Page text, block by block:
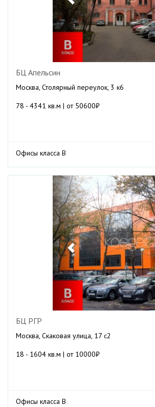
БЦ Апельсин
Москва, Столярный переулок, 3 к6
78 - 4341 кв.м | от 50600₽
Офисы класса B
Previous
БЦ РГР
Москва, Скаковая улица, 17 с2
18 - 1604 кв.м | от 10000₽
Офисы класса B